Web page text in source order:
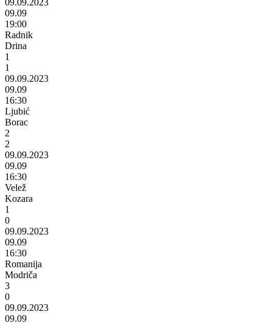
09.09.2023
09.09
19:00
Radnik
Drina
1
1
09.09.2023
09.09
16:30
Ljubić
Borac
2
2
09.09.2023
09.09
16:30
Velež
Kozara
1
0
09.09.2023
09.09
16:30
Romanija
Modriča
3
0
09.09.2023
09.09